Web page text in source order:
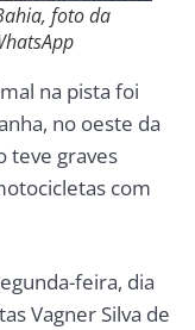
foto da
na pista foi
no oeste da
teve graves
com
feira, dia
Vagner Silva de